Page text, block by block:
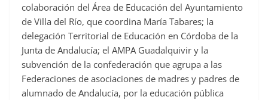
o
o
k
colaboración del Área de Educación del Ayuntamiento
de Villa del Río, que coordina María Tabares; la
delegación Territorial de Educación en Córdoba de la
Junta de Andalucía; el AMPA Guadalquivir y la
subvención de la confederación que agrupa a las
Federaciones de asociaciones de madres y padres de
alumnado de Andalucía, por la educación pública